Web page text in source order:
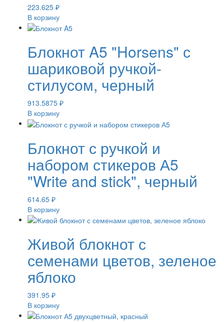
223.625 ₽
В корзину
Блокнот A5 "Horsens" с
шариковой ручкой-
стилусом, черный
913.5875 ₽
В корзину
Блокнот с ручкой и
набором стикеров А5
"Write and stick", черный
614.65 ₽
В корзину
Живой блокнот с
семенами цветов, зеленое
яблоко
391.95 ₽
В корзину